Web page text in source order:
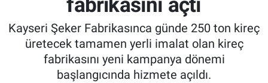
Kayseri Şeker Fabrikasınca günde 250 ton kireç
üretecek tamamen yerli imalat olan kireç
fabrikasını yeni kampanya dönemi
başlangıcında hizmete açıldı.
Tarım Bakanlığı
TZOB
Tarım Kredi Kooperatifleri
Son Dakika Haberleri
Haber Arşivi